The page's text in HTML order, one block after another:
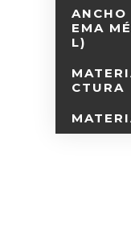
ANCHO
EMA
L)
CTURA